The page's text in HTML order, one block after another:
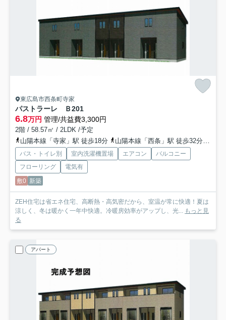
東広島市西条町寺家
パストラーレ Ｂ201
6.8万円 管理/共益費3,300円
2階 / 58.57㎡ / 2LDK /予定
山陽本線「寺家」駅 徒歩18分
山陽本線「西条」駅 徒歩32分
バス・トイレ別 室内洗濯機置場 エアコン
バルコニー
フローリング
電気有
敷0 新築
ZEH住宅は省エネ住宅、高断熱・高気密だから、室温が常に快適！夏は
涼しく、冬は暖かく一年中快適。冷暖房効率がアップし、光...
もっと見
る
アパート